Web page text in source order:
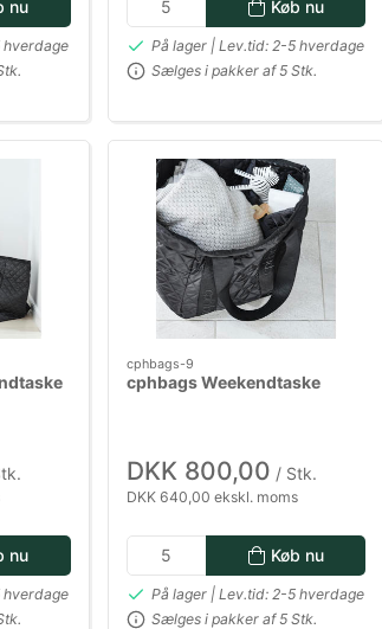
nu
hverdage
Køb nu
På lager | Lev.tid: 2-5 hverdage
Sælges i pakker af 5 Stk.
nu
hverdage
cphbags-9
cphbags Weekendtaske
DKK 800,00 / Stk.
DKK 640,00 ekskl. moms
Køb nu
På lager | Lev.tid: 2-5 hverdage
Sælges i pakker af 5 Stk.